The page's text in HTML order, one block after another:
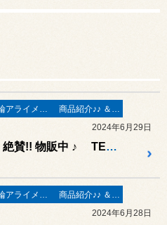
4輪アライメント測定＆調整
商品紹介♪♪ ＆ ”フィール”からのお知らせ。
2024年6月29日
TEINグッズ も 絶賛!! 物販中 ♪ TEIN（テイン）イベント開催中です❤ 2024年6月29日（土）～6月30日（大安）
4輪アライメント測定＆調整
商品紹介♪♪ ＆ ”フィール”からのお知らせ。
2024年6月28日